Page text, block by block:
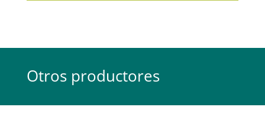
Otros productores